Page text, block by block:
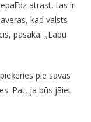
atrast, tas ir
kad valsts
pasaka: „Labu
pie savas
Pat, ja būs jāiet